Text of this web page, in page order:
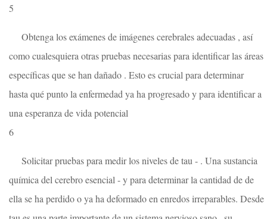
5
Obtenga los exámenes de imágenes cerebrales adecuadas , así
como cualesquiera otras pruebas necesarias para identificar las áreas
específicas que se han dañado . Esto es crucial para determinar
hasta qué punto la enfermedad ya ha progresado y para identificar a
una esperanza de vida potencial
6
Solicitar pruebas para medir los niveles de tau - . Una sustancia
química del cerebro esencial - y para determinar la cantidad de de
ella se ha perdido o ya ha deformado en enredos irreparables. Desde